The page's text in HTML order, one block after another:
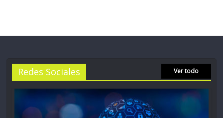
Redes Sociales Ver todo